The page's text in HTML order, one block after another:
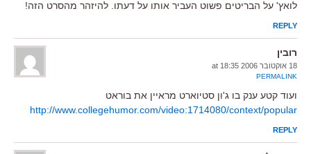
לואץ' על הבריטים פשוט העביר אותו על דעתו. להיזהר מהסרט הזה!
REPLY
רובין
18 אוקטובר 2006 at 18:35
PERMALINK
ועוד קטע ענק בו ג'ון סטיוארט מראיין את בוראט
http://www.collegehumor.com/video:1714080/context/popular
REPLY